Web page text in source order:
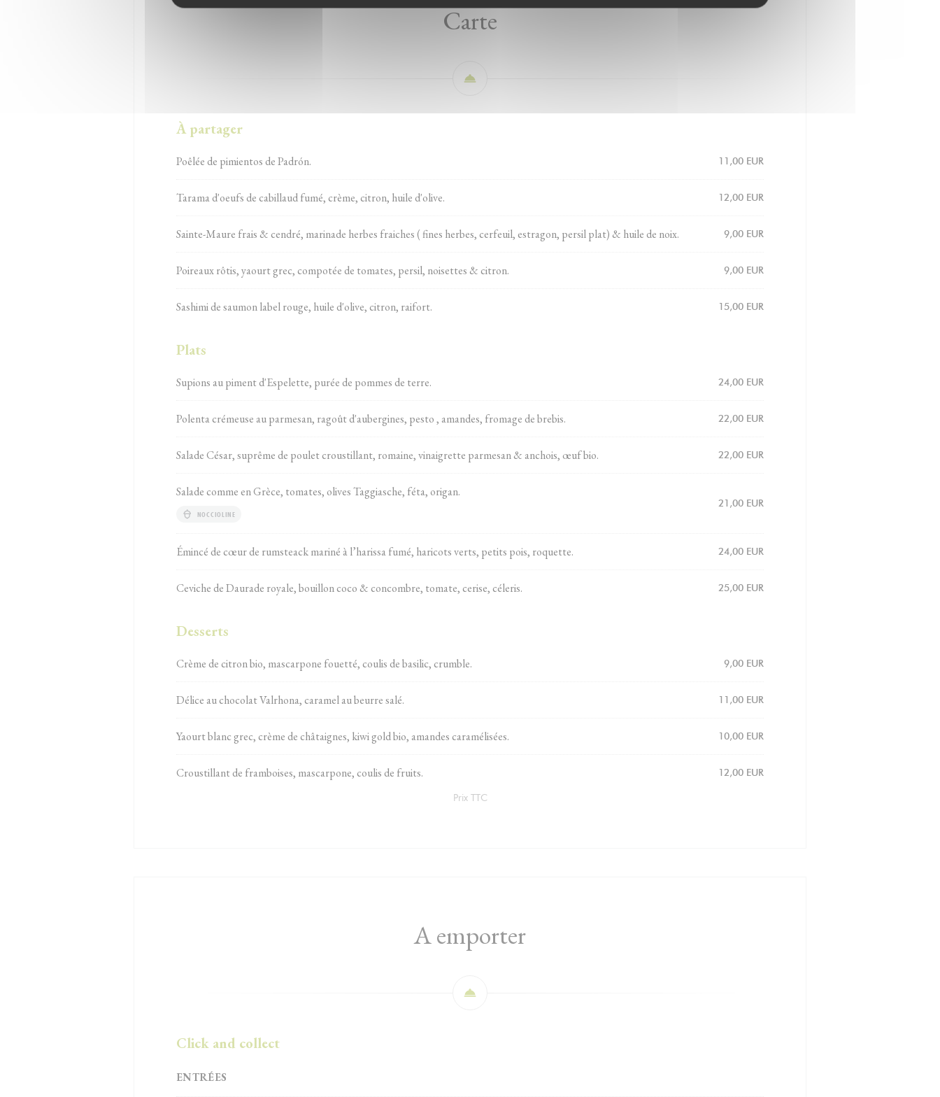
Carte
À partager
Poêlée de pimientos de Padrón. 11,00 EUR
Tarama d'oeufs de cabillaud fumé, crème, citron, huile d'olive. 12,00 EUR
Sainte-Maure frais & cendré, marinade herbes fraiches ( fines herbes, cerfeuil, estragon, persil plat) & huile de noix. 9,00 EUR
Poireaux rôtis, yaourt grec, compotée de tomates, persil, noisettes & citron. 9,00 EUR
Sashimi de saumon label rouge, huile d'olive, citron, raifort. 15,00 EUR
Plats
Supions au piment d'Espelette, purée de pommes de terre. 24,00 EUR
Polenta crémeuse au parmesan, ragoût d'aubergines, pesto , amandes, fromage de brebis. 22,00 EUR
Salade César, suprême de poulet croustillant, romaine, vinaigrette parmesan & anchois, œuf bio. 22,00 EUR
Salade comme en Grèce, tomates, olives Taggiasche, féta, origan.
NOCCIOLINE
21,00 EUR
Émincé de cœur de rumsteack mariné à l’harissa fumé, haricots verts, petits pois, roquette. 24,00 EUR
Ceviche de Daurade royale, bouillon coco & concombre, tomate, cerise, céleris. 25,00 EUR
Desserts
Crème de citron bio, mascarpone fouetté, coulis de basilic, crumble. 9,00 EUR
Délice au chocolat Valrhona, caramel au beurre salé. 11,00 EUR
Yaourt blanc grec, crème de châtaignes, kiwi gold bio, amandes caramélisées. 10,00 EUR
Croustillant de framboises, mascarpone, coulis de fruits. 12,00 EUR
Prix TTC
A emporter
Click and collect
ENTRÉES